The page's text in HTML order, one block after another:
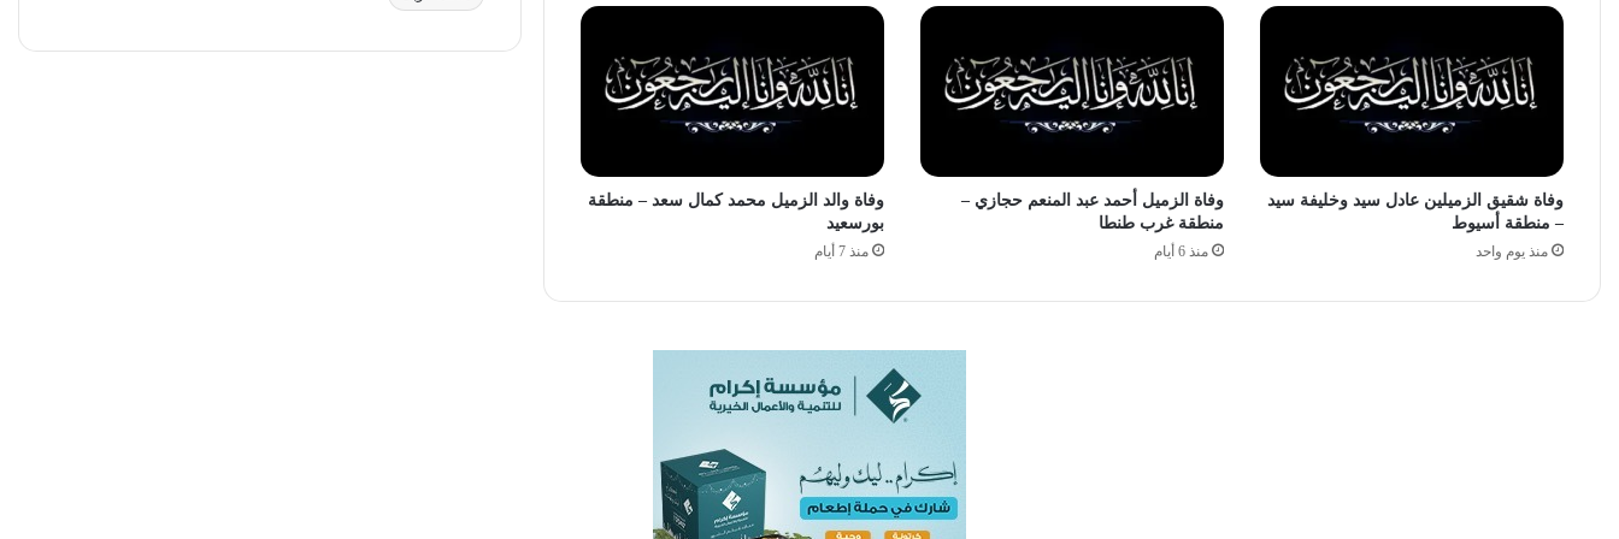
وفاة شقيق الزميلين عادل سيد وخليفة سيد
– منطقة أسيوط
منذ يوم واحد
وفاة الزميل أحمد عبد المنعم حجازي –
منطقة غرب طنطا
منذ 6 أيام
وفاة والد الزميل محمد كمال سعد – منطقة
بورسعيد
منذ 7 أيام